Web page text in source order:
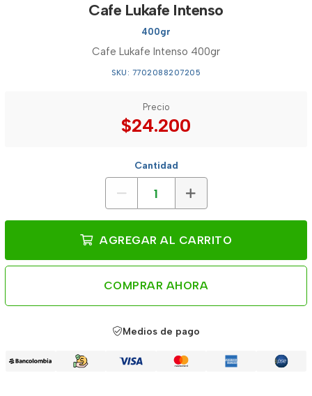
Cafe Lukafe Intenso
400gr
Cafe Lukafe Intenso 400gr
SKU: 7702088207205
Precio
$24.200
Cantidad
AGREGAR AL CARRITO
COMPRAR AHORA
Medios de pago